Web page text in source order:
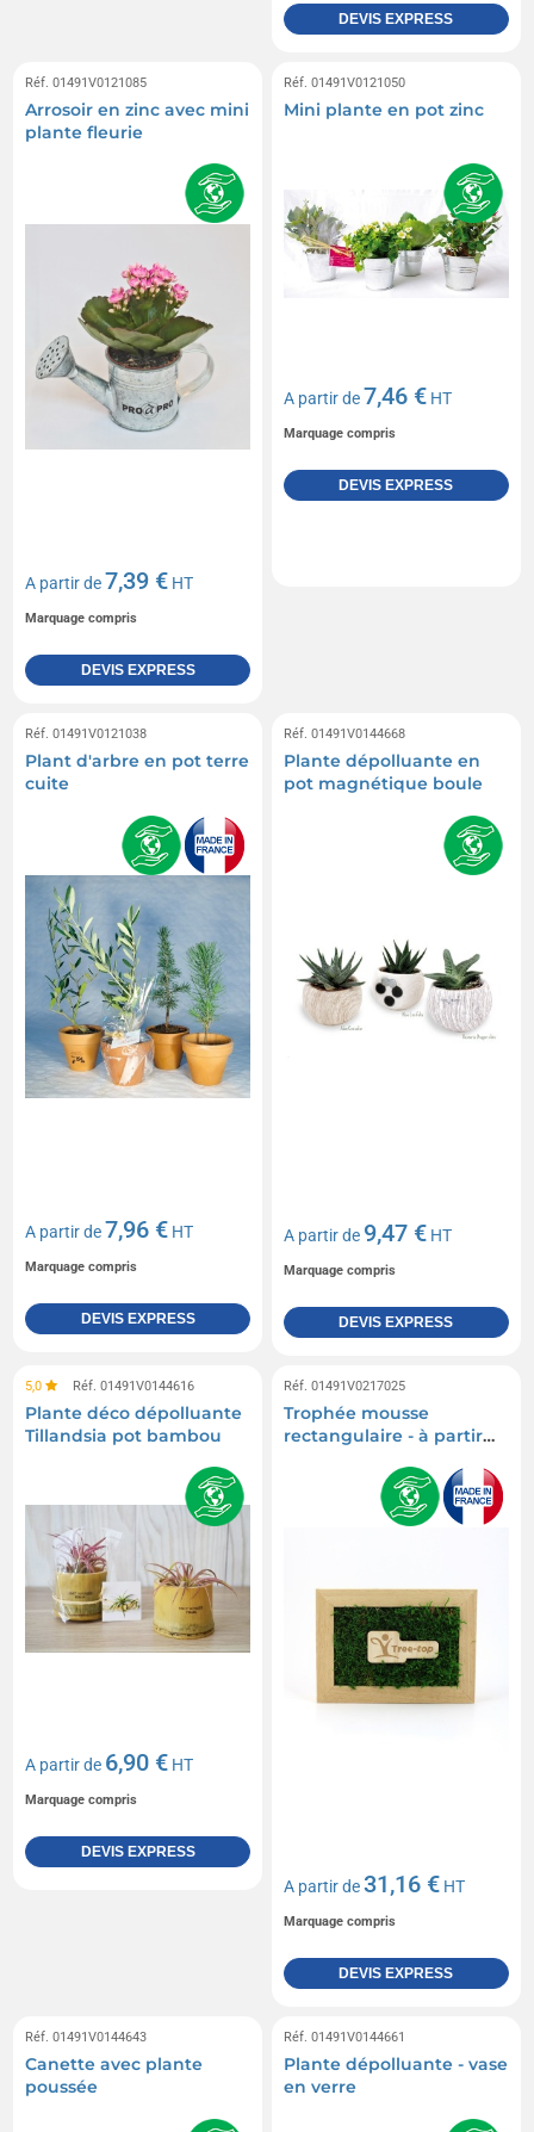
DEVIS EXPRESS
Réf. 01491V0121085
Arrosoir en zinc avec mini
plante fleurie
A partir de 7,39 € HT
Marquage compris
DEVIS EXPRESS
Réf. 01491V0121050
Mini plante en pot zinc
A partir de7,46 € HT
Marquage compris
DEVIS EXPRESS
Réf. 01491V0121038
Plant d'arbre en pot terre
cuite
A partir de 7,96 € HT
Marquage compris
DEVIS EXPRESS
Réf. 01491V0144668
Plante dépolluante en
pot magnétique boule
A partir de 9,47 € HT
Marquage compris
DEVIS EXPRESS
5,0 Réf. 01491V0144616
Plante déco dépolluante
Tillandsia pot bambou
A partir de 6,90 € HT
Marquage compris
DEVIS EXPRESS
Réf. 01491V0217025
Trophée mousse
rectangulaire - à partir
A partir de31,16 € HT
Marquage compris
DEVIS EXPRESS
Réf. 01491V0144643
Canette avec plante
poussée
Réf. 01491V0144661
Plante dépolluante - vase
en verre